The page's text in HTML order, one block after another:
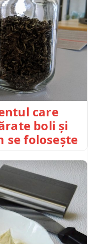
care
boli și
se folosește